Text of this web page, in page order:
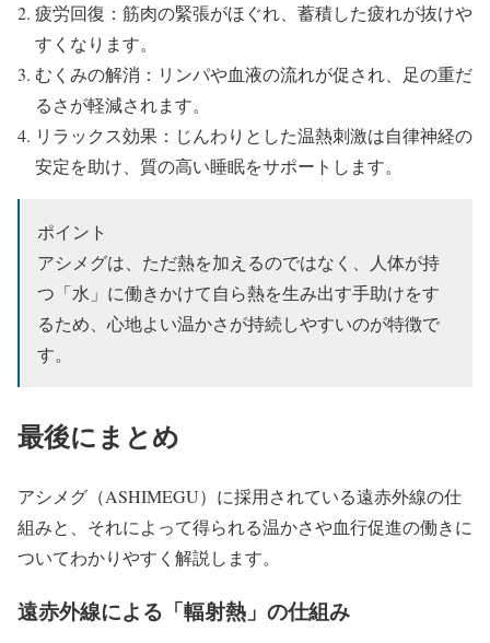
疲労回復：筋肉の緊張がほぐれ、蓄積した疲れが抜けや
すくなります。
むくみの解消：リンパや血液の流れが促され、足の重だ
るさが軽減されます。
リラックス効果：じんわりとした温熱刺激は自律神経の
安定を助け、質の高い睡眠をサポートします。
ポイント
アシメグは、ただ熱を加えるのではなく、人体が持
つ「水」に働きかけて自ら熱を生み出す手助けをす
るため、心地よい温かさが持続しやすいのが特徴で
す。
最後にまとめ
アシメグ（ASHIMEGU）に採用されている遠赤外線の仕
組みと、それによって得られる温かさや血行促進の働きに
ついてわかりやすく解説します。
遠赤外線による「輻射熱」の仕組み